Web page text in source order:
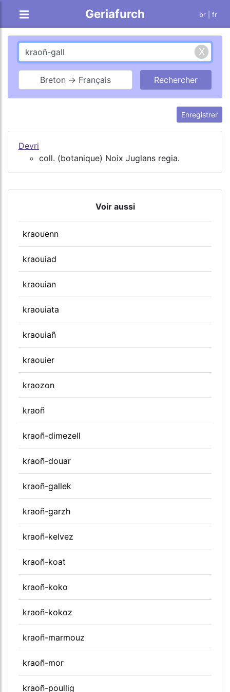
Geriafurch br | fr
Breton → Français
Enregistrer
Devri
coll. (botanique) Noix Juglans regia.
Voir aussi
kraouenn
kraouiad
kraouian
kraouiata
kraouiañ
kraouier
kraozon
kraoñ
kraoñ-dimezell
kraoñ-douar
kraoñ-gallek
kraoñ-garzh
kraoñ-kelvez
kraoñ-koat
kraoñ-koko
kraoñ-kokoz
kraoñ-marmouz
kraoñ-mor
kraoñ-poullig